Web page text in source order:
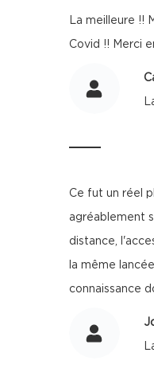
La meilleure !!
Covid !! Merci
Ce fut un réel
agréablement
distance,
la même
connaissance